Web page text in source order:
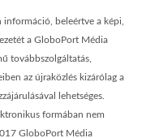
beleértve a képi,
a GloboPort Média
továbbszolgáltatás,
az újraközlés kizárólag a
lehetséges.
formában nem
GloboPort Média